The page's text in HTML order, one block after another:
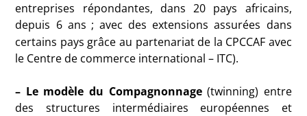
entreprises répondantes, dans 20 pays africains,
depuis 6 ans ; avec des extensions assurées dans
certains pays grâce au partenariat de la CPCCAF avec
le Centre de commerce international – ITC).
– Le modèle du Compagnonnage (twinning) entre
des structures intermédiaires européennes et